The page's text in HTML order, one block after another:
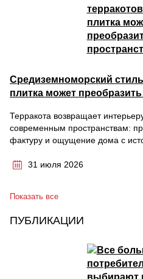
Средиземноморский
плитка может
Терракота возвращает
современным пространствам:
фактуру и ощущение дома с
31 июля 2026
Показать все
ПУБЛИКАЦИИ